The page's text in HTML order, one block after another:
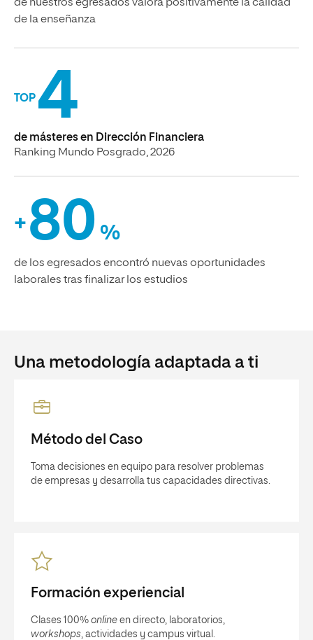
de nuestros egresados valora positivamente la calidad
de la enseñanza
TOP 4
de másteres en Dirección Financiera
Ranking Mundo Posgrado, 2026
+ 80 %
de los egresados encontró nuevas oportunidades
laborales tras finalizar los estudios
Una metodología adaptada a ti
Método del Caso
Toma decisiones en equipo para resolver problemas
de empresas y desarrolla tus capacidades directivas.
Formación experiencial
Clases 100% online en directo, laboratorios,
workshops , actividades y campus virtual.